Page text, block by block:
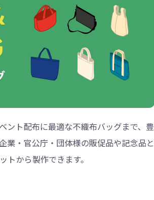
バッ
不織布バッグ
保冷バッグ
・リュ
キャンバスポーチ
ム対象
マルチケース
グカッ
ガラスマグカップ
グッズ
その他
ュ ボトルティッシュ
アロマ・フレグランス
ズ 除菌・感染対策グッズ
リサイクルレザー
ラバーウッド
生分解性素材
キ
ト 子供向け抽選会セット
会
キャラクター・ファンシー雑
貨
生活雑貨
ッズ 生活雑貨
特集 オリジナルマグカップ作りたい
消防・救急グッズ
ント配布に最適な不織布バッグまで、豊
業・官公庁・団体様の販促品や記念品と
から製作できます。